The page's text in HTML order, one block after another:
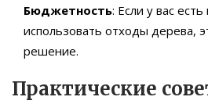
Бюджетность: Если у вас
использовать отходы дерева,
решение.
Практические